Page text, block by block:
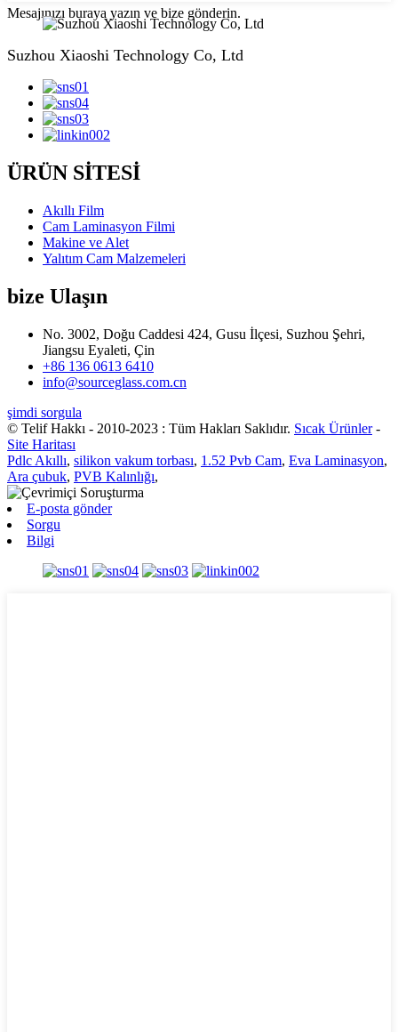
Mesajınızı buraya yazın ve bize gönderin.
Suzhou Xiaoshi Technology Co, Ltd
ÜRÜN SİTESİ
Akıllı Film
Cam Laminasyon Filmi
Makine ve Alet
Yalıtım Cam Malzemeleri
bize Ulaşın
No. 3002, Doğu Caddesi 424, Gusu İlçesi, Suzhou Şehri,
Jiangsu Eyaleti, Çin
+86 136 0613 6410
info@sourceglass.com.cn
şimdi sorgula
© Telif Hakkı - 2010-2023 : Tüm Hakları Saklıdır. Sıcak Ürünler-
Site Haritası
Pdlc Akıllı, silikon vakum torbası, 1.52 Pvb Cam, Eva Laminasyon,
Ara çubuk, PVB Kalınlığı,
E-posta gönder
Sorgu
Bilgi